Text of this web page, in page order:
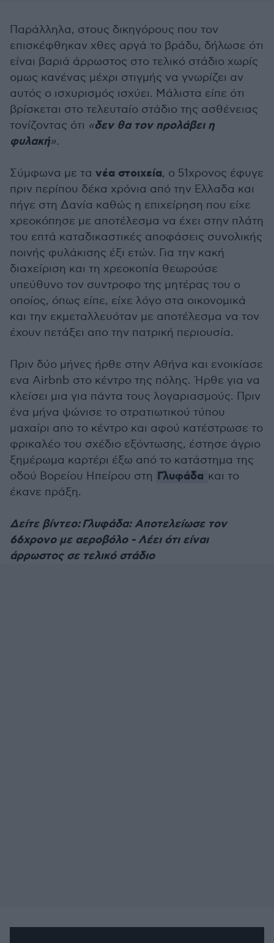
Παράλληλα, στους δικηγόρους που τον
επισκέφθηκαν χθες αργά το βράδυ, δήλωσε ότι
είναι βαριά άρρωστος στο τελικό στάδιο χωρίς
ομως κανένας μέχρι στιγμής να γνωρίζει αν
αυτός ο ισχυρισμός ισχύει. Μάλιστα είπε ότι
βρίσκεται στο τελευταίο στάδιο της ασθένειας
τονίζοντας ότι «δεν θα τον προλάβει η
φυλακή».
Σύμφωνα με τα νέα στοιχεία, ο 51χρονος έφυγε
πριν περίπου δέκα χρόνια από την Ελλαδα και
πήγε στη Δανία καθώς η επιχείρηση που είχε
χρεοκόπησε με αποτέλεσμα να έχει στην πλάτη
του επτά καταδικαστικές αποφάσεις συνολικής
ποινής φυλάκισης έξι ετών. Για την κακή
διαχείριση και τη χρεοκοπία θεωρούσε
υπεύθυνο τον συντροφο της μητέρας του ο
οποίος, όπως είπε, είχε λόγο στα οικονομικά
και την εκμεταλλευόταν με αποτέλεσμα να τον
έχουν πετάξει απο την πατρική περιουσία.
Πριν δύο μήνες ήρθε στην Αθήνα και ενοικίασε
ενα Airbnb στο κέντρο της πόλης. Ήρθε για να
κλείσει μια για πάντα τους λογαριασμούς. Πριν
ένα μήνα ψώνισε το στρατιωτικού τύπου
μαχαίρι απο το κέντρο και αφού κατέστρωσε το
φρικαλέο του σχέδιο εξόντωσης, έστησε άγριο
ξημέρωμα καρτέρι έξω από το κατάστημα της
οδού Βορείου Ηπείρου στη Γλυφάδα και το
έκανε πράξη.
Δείτε βίντεο: Γλυφάδα: Αποτελείωσε τον
66χρονο με αεροβόλο - Λέει ότι είναι
άρρωστος σε τελικό στάδιο